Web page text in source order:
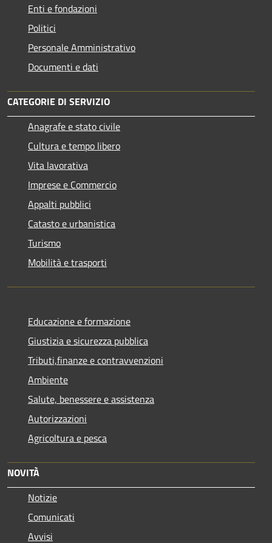
Enti e fondazioni
Politici
Personale Amministrativo
Documenti e dati
CATEGORIE DI SERVIZIO
Anagrafe e stato civile
Cultura e tempo libero
Vita lavorativa
Imprese e Commercio
Appalti pubblici
Catasto e urbanistica
Turismo
Mobilità e trasporti
Educazione e formazione
Giustizia e sicurezza pubblica
Tributi,finanze e contravvenzioni
Ambiente
Salute, benessere e assistenza
Autorizzazioni
Agricoltura e pesca
NOVITÀ
Notizie
Comunicati
Avvisi